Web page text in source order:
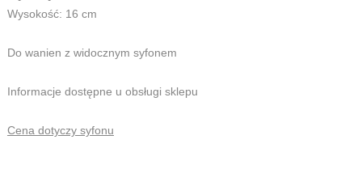
Wysokość: 16 cm
Do wanien z widocznym syfonem
Informacje dostępne u obsługi sklepu
Cena dotyczy syfonu